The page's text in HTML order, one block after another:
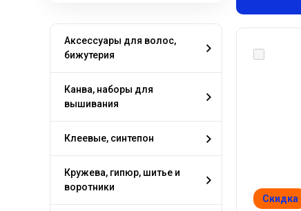
Аксессуары для волос,
бижутерия
Канва, наборы для
вышивания
Клеевые, синтепон
Кружева, гипюр, шитье и
воротники
Скидка